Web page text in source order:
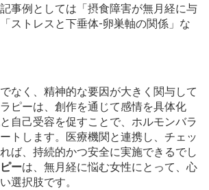
事例としては「摂食障害が無月経に与
ストレスと下垂体-卵巣軸の関係」な
なく、精神的な要因が大きく関与して
ピーは、創作を通じて感情を具体化
自己受容を促すことで、ホルモンバラ
トします。医療機関と連携し、チェッ
ば、持続的かつ安全に実施できるでし
ーは、無月経に悩む女性にとって、心
選択肢です。